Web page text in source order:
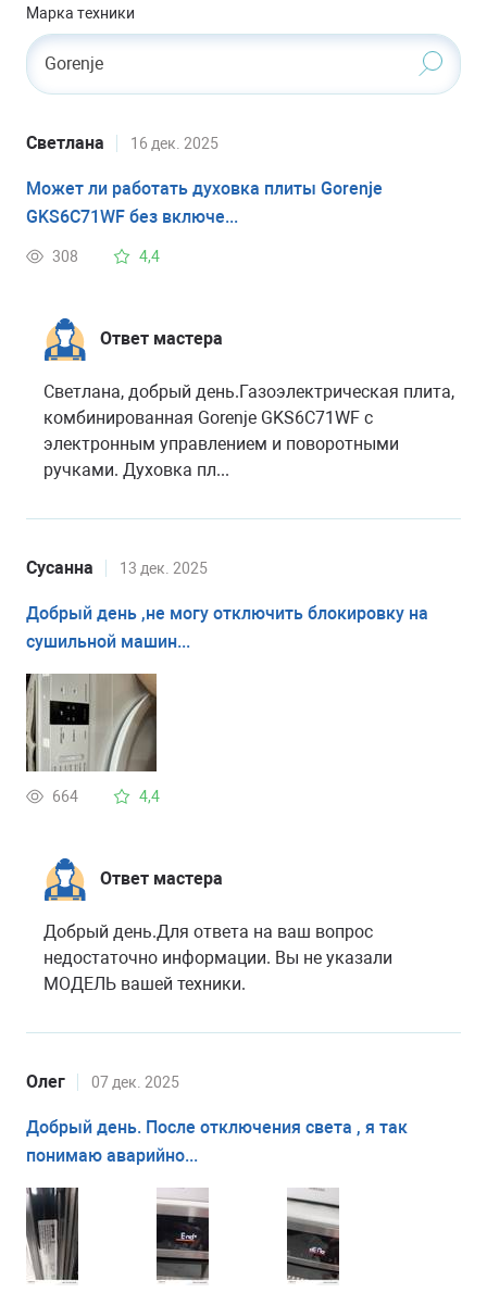
Марка техники
Gorenje
Светлана 16 дек. 2025
Может ли работать духовка плиты Gorenje
GKS6C71WF без включе...
308 4,4
Ответ мастера
Светлана, добрый день.Газоэлектрическая плита,
комбинированная Gorenje GKS6C71WF с
электронным управлением и поворотными
ручками. Духовка пл...
Сусанна 13 дек. 2025
Добрый день ,не могу отключить блокировку на
сушильной машин...
664 4,4
Ответ мастера
Добрый день.Для ответа на ваш вопрос
недостаточно информации. Вы не указали
МОДЕЛЬ вашей техники.
Олег 07 дек. 2025
Добрый день. После отключения света , я так
понимаю аварийно...